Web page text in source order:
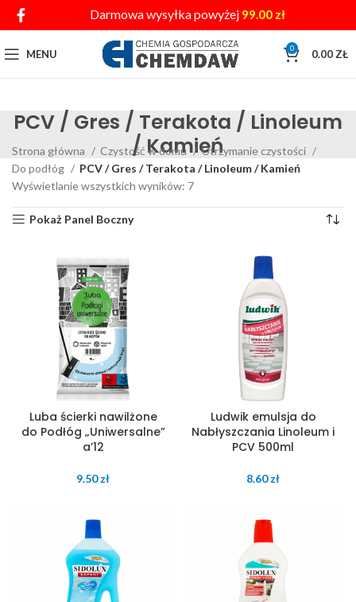
Darmowa wysyłka powyżej 99.00 zł
MENU 0 0.00 ZŁ
PCV / Gres / Terakota / Linoleum
/ Kamień
Strona główna Czystość w domu
Utrzymanie czystości
Do podłóg
PCV / Gres / Terakota / Linoleum / Kamień
Wyświetlanie wszystkich wyników: 7
Pokaż Panel Boczny
Luba ścierki nawilżone
do Podłóg „Uniwersalne”
a’12
9.50zł
Ludwik emulsja do
Nabłyszczania Linoleum i
PCV 500ml
8.60zł